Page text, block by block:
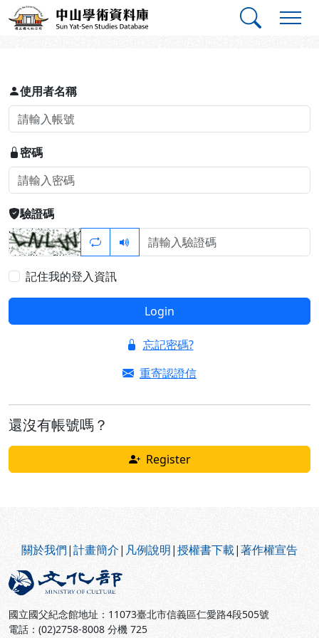
跳到主要內容
中山學術資料庫
登入
使用者名稱
密碼
驗證碼
記住我的登入資訊
Login
忘記密碼?
重寄認證信
還沒有帳號嗎？
Register
關於我們|計畫簡介| 凡例說明|授權書下載|著作權宣告
國立國父紀念館地址：11073臺北市信義區仁愛路4段505號
電話：(02)2758-8008 分機 725